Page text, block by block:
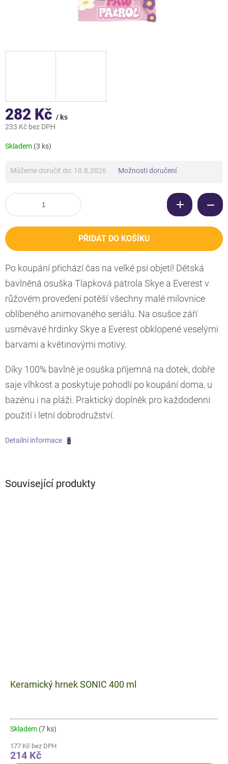
282 Kč / ks
233 Kč bez DPH
cena:
Skladem (3 ks)
Můžeme doručit do: 10.8.2026 Možnosti doručení
PŘIDAT DO KOŠÍKU
Po koupání přichází čas na velké psí objetí! Dětská
bavlněná osuška Tlapková patrola Skye a Everest v
růžovém provedení potěší všechny malé milovnice
oblíbeného animovaného seriálu. Na osušce září
usměvavé hrdinky Skye a Everest obklopené veselými
barvami a květinovými motivy.
Díky 100% bavlně je osuška příjemná na dotek, dobře
saje vlhkost a poskytuje pohodlí po koupání doma, u
bazénu i na pláži. Praktický doplněk pro každodenní
použití i letní dobrodružství.
Detailní informace
Související produkty
Keramický hrnek SONIC 400 ml
Skladem (7 ks)
177 Kč bez DPH
214 Kč